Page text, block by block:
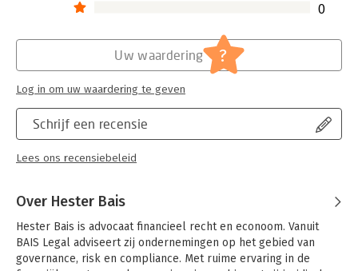
0
Schrijf een recensie
Lees ons recensiebeleid
Uw waardering ?
Log in om uw waardering te geven
Over Hester Bais
Hester Bais is advocaat financieel recht en econoom. Vanuit
BAIS Legal adviseert zij ondernemingen op het gebied van
governance, risk en compliance. Met ruime ervaring in de